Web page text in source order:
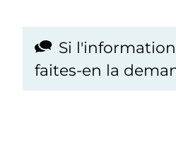
Si
faites-en la